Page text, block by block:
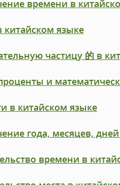
времени в
языке
частицу 的 в
и
в китайском языке
года, месяцев,
времени в